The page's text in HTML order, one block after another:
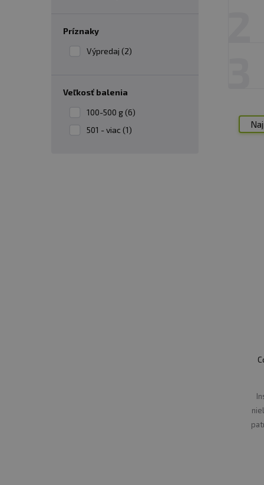
Príznaky
Výpredaj (2)
veľkosť balenia
100-500 g (6)
501 - viac (1)